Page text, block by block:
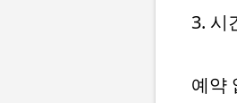
3. 시
예약